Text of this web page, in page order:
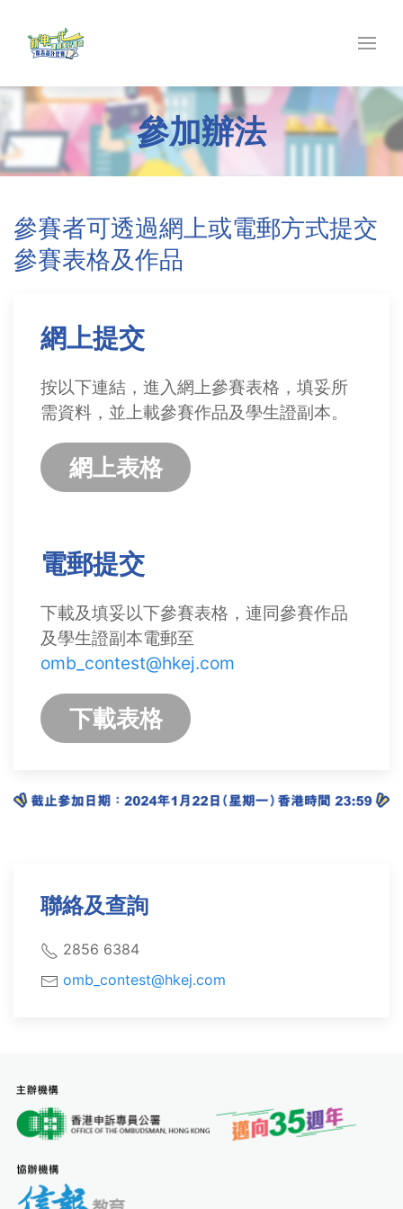
參加辦法
參賽者可透過網上或電郵方式提交
參賽表格及作品
網上提交
按以下連結，進入網上參賽表格，填妥所
需資料，並上載參賽作品及學生證副本。
網上表格
電郵提交
下載及填妥以下參賽表格，連同參賽作品
及學生證副本電郵至
omb_contest@hkej.com
下載表格
聯絡及查詢
2856 6384
omb_contest@hkej.com